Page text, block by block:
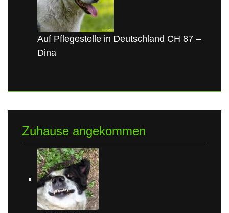
Auf Pflegestelle in Deutschland CH 87 –
Dina
Zuhause angekommen